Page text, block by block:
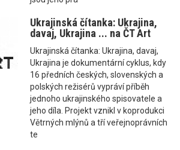
Ukrajinská čítanka: Ukrajina,
davaj, Ukrajina ... na ČT Art
Ukrajinská čítanka: Ukrajina, davaj,
Ukrajina je dokumentární cyklus, kdy
16 předních českých, slovenských a
polských režisérů vypráví příběh
jednoho ukrajinského spisovatele a
jeho díla. Projekt vznikl v koprodukci
Větrných mlýnů a tří veřejnoprávních
te